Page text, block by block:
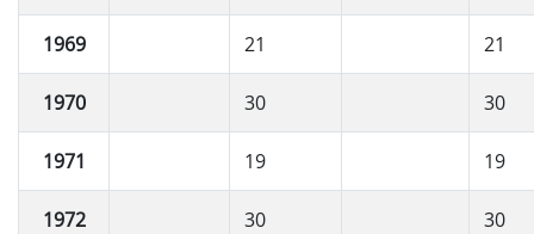
1969 21 21
1970 30 30
1971 19 19
1972 30 30